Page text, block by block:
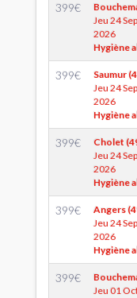
399€
Jeu 24
2026
Hygiène
399€
Saumur
Jeu 24
2026
Hygiène
399€
Cholet
Jeu 24
2026
Hygiène
399€
Angers
Jeu 24
2026
Hygiène
399€
Jeu 01